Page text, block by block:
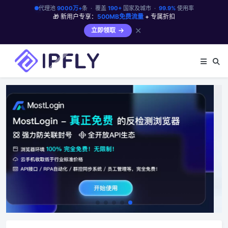
代理池 9000万+条 · 覆盖 190+国家及城市 · 99.9%使用率
🎁 新用户专享： 500MB免费流量 + 专属折扣
立即领取
✕